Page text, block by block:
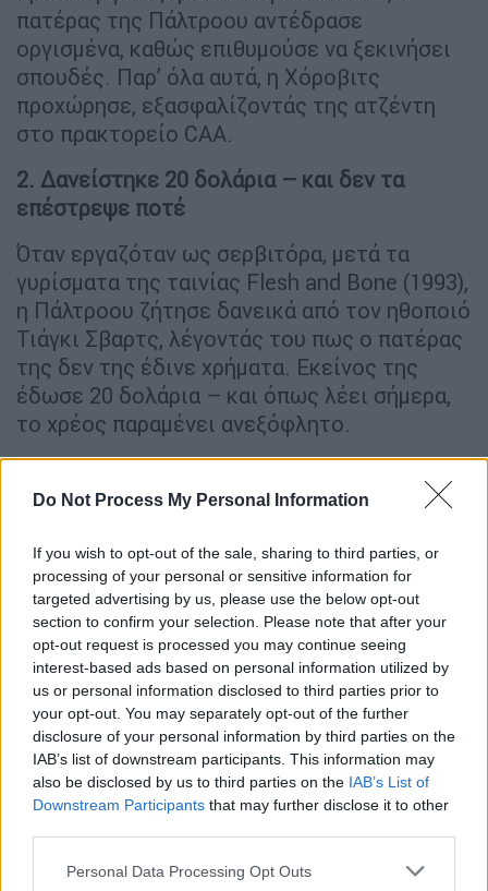
Do Not Process My Personal Information
If you wish to opt-out of the sale, sharing to third parties, or
processing of your personal or sensitive information for
targeted advertising by us, please use the below opt-out
section to confirm your selection. Please note that after your
opt-out request is processed you may continue seeing
interest-based ads based on personal information utilized by
us or personal information disclosed to third parties prior to
your opt-out. You may separately opt-out of the further
disclosure of your personal information by third parties on the
IAB’s list of downstream participants. This information may
also be disclosed by us to third parties on the IAB’s List of
Downstream Participants that may further disclose it to other
Please note that this website/app uses one or more Google
Personal Data Processing Opt Outs
πατέρας της Πάλτροου αντέδρασε
οργισμένα, καθώς επιθυμούσε να ξεκινήσει
σπουδές. Παρ’ όλα αυτά, η Χόροβιτς
προχώρησε, εξασφαλίζοντάς της ατζέντη
στο πρακτορείο CAA.
2. Δανείστηκε 20 δολάρια – και δεν τα
επέστρεψε ποτέ
Όταν εργαζόταν ως σερβιτόρα, μετά τα
γυρίσματα της ταινίας Flesh and Bone (1993),
η Πάλτροου ζήτησε δανεικά από τον ηθοποιό
Τιάγκι Σβαρτς, λέγοντάς του πως ο πατέρας
της δεν της έδινε χρήματα. Εκείνος της
έδωσε 20 δολάρια – και όπως λέει σήμερα,
το χρέος παραμένει ανεξόφλητο.
3. Προτίμησε τον ρόλο στο Seven αντί του
Feeling Minnesota – χάρη στον Μπραντ Πιτ
Όταν είχε να επιλέξει ανάμεσα σε δύο
ταινίες –μία με τον Κιάνου Ριβς, μία με τον
Μπραντ Πιτ– ρώτησε φίλη της ποιος είναι
πιο ελκυστικός. Τελικά διάλεξε το Seven,
ξεκινώντας ταυτόχρονα και σχέση με τον
Πιτ, που διήρκεσε μέχρι το 1997.
4. Απορρίφθηκε από τον Γουάινσταϊν για
έναν ρόλο – επειδή φαινόταν «καλό κορίτσι»
Σε μια πρώιμη οντισιόν για την ταινία «The
Prince of Jutland», ο παραγωγός Χάρβεϊ
Γουάινσταϊν απέρριψε την Πάλτροου, όχι για